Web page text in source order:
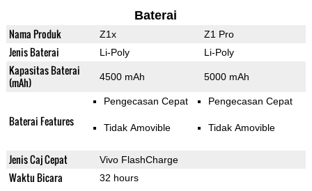
Baterai
Nama Produk Z1x Z1 Pro
Jenis Baterai Li-Poly Li-Poly
Kapasitas Baterai
(mAh)
4500 mAh 5000 mAh
Baterai Features
Pengecasan Cepat
Tidak Amovible
Pengecasan Cepat
Tidak Amovible
Jenis Caj Cepat Vivo FlashCharge
Waktu Bicara 32 hours